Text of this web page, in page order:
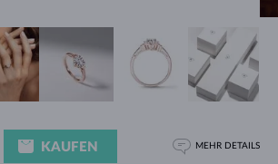
KAUFEN MEHR DETAILS